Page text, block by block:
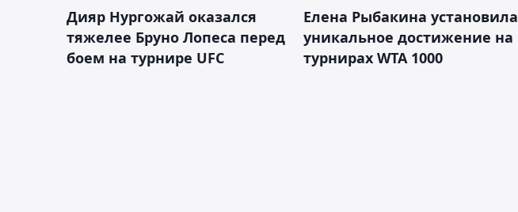
Дияр Нургожай оказался
тяжелее Бруно Лопеса перед
боем на турнире UFC
Елена Рыбакина установила
уникальное достижение на
турнирах WTA 1000